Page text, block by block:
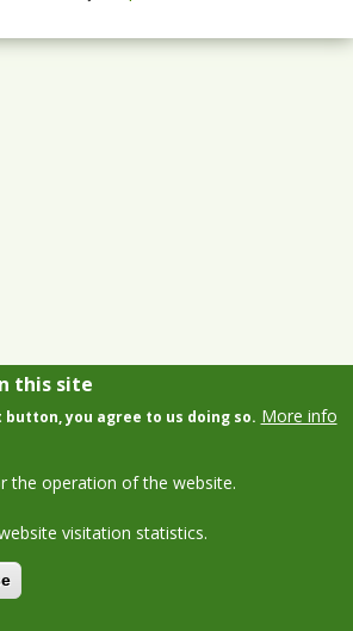
this site
you agree to us doing so. More info
the operation of the website.
visitation statistics.